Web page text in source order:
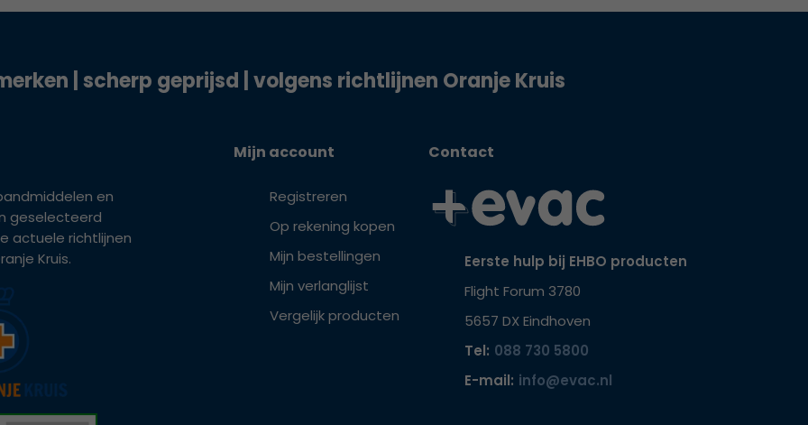
| scherp geprijsd | volgens richtlijnen Oranje Kruis
en
geselecteerd
actuele richtlijnen
Kruis.
Mijn account
Registreren
Op rekening kopen
Mijn bestellingen
Mijn verlanglijst
Vergelijk producten
Contact
Eerste hulp bij EHBO producten
Flight Forum 3780
5657 DX Eindhoven
Tel: 088 730 5800
E-mail: info@evac.nl